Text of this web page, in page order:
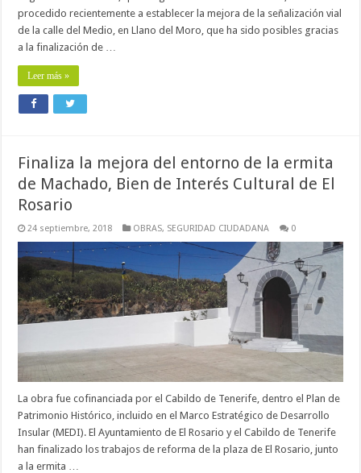
procedido recientemente a establecer la mejora de la señalización vial
de la calle del Medio, en Llano del Moro, que ha sido posibles gracias
a la finalización de …
Leer más »
Finaliza la mejora del entorno de la ermita
de Machado, Bien de Interés Cultural de El
Rosario
24 septiembre, 2018 OBRAS, SEGURIDAD CIUDADANA 0
La obra fue cofinanciada por el Cabildo de Tenerife, dentro el Plan de
Patrimonio Histórico, incluido en el Marco Estratégico de Desarrollo
Insular (MEDI). El Ayuntamiento de El Rosario y el Cabildo de Tenerife
han finalizado los trabajos de reforma de la plaza de El Rosario, junto
a la ermita …